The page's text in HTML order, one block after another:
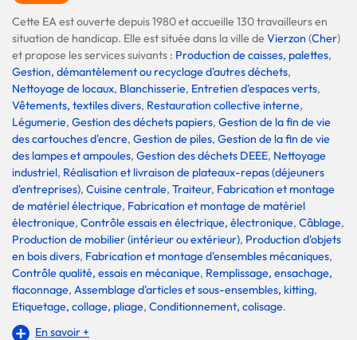
Cette EA est ouverte depuis 1980 et accueille 130 travailleurs en
situation de handicap. Elle est située dans la ville deVierzon (Cher)
et propose les services suivants : Production de caisses, palettes,
Gestion, démantèlement ou recyclage d'autres déchets,
Nettoyage de locaux, Blanchisserie, Entretien d'espaces verts,
Vêtements, textiles divers, Restauration collective interne,
Légumerie, Gestion des déchets papiers, Gestion de la fin de vie
des cartouches d'encre, Gestion de piles, Gestion de la fin de vie
des lampes et ampoules, Gestion des déchets DEEE, Nettoyage
industriel, Réalisation et livraison de plateaux-repas (déjeuners
d'entreprises), Cuisine centrale, Traiteur, Fabrication et montage
de matériel électrique, Fabrication et montage de matériel
électronique, Contrôle essais en électrique, électronique, Câblage,
Production de mobilier (intérieur ou extérieur), Production d'objets
en bois divers, Fabrication et montage d'ensembles mécaniques,
Contrôle qualité, essais en mécanique, Remplissage, ensachage,
flaconnage, Assemblage d'articles et sous-ensembles, kitting,
Etiquetage, collage, pliage, Conditionnement, colisage.
En savoir +